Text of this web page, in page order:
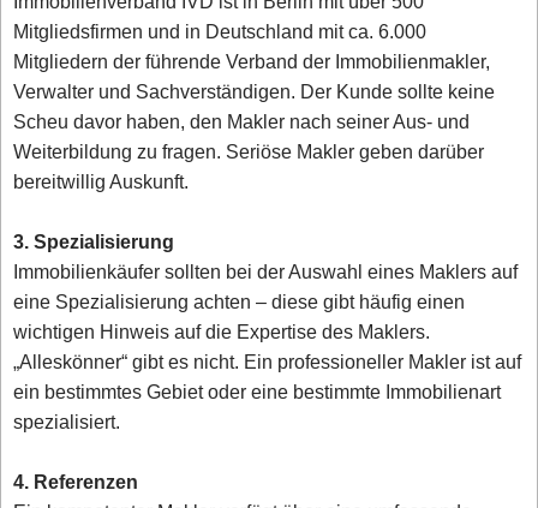
Mitgliedsfirmen und in Deutschland mit ca. 6.000
Mitgliedern der führende Verband der Immobilienmakler,
Verwalter und Sachverständigen. Der Kunde sollte keine
Scheu davor haben, den Makler nach seiner Aus- und
Weiterbildung zu fragen. Seriöse Makler geben darüber
bereitwillig Auskunft.
3. Spezialisierung
Immobilienkäufer sollten bei der Auswahl eines Maklers auf
eine Spezialisierung achten – diese gibt häufig einen
wichtigen Hinweis auf die Expertise des Maklers.
„Alleskönner“ gibt es nicht. Ein professioneller Makler ist auf
ein bestimmtes Gebiet oder eine bestimmte Immobilienart
spezialisiert.
4. Referenzen